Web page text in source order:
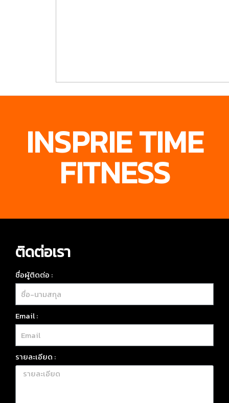
TIME FITNESS
INSPRIE TIME
FITNESS
ติดต่อเรา
ชื่อผู้ติดต่อ :
Email :
รายละเอียด :